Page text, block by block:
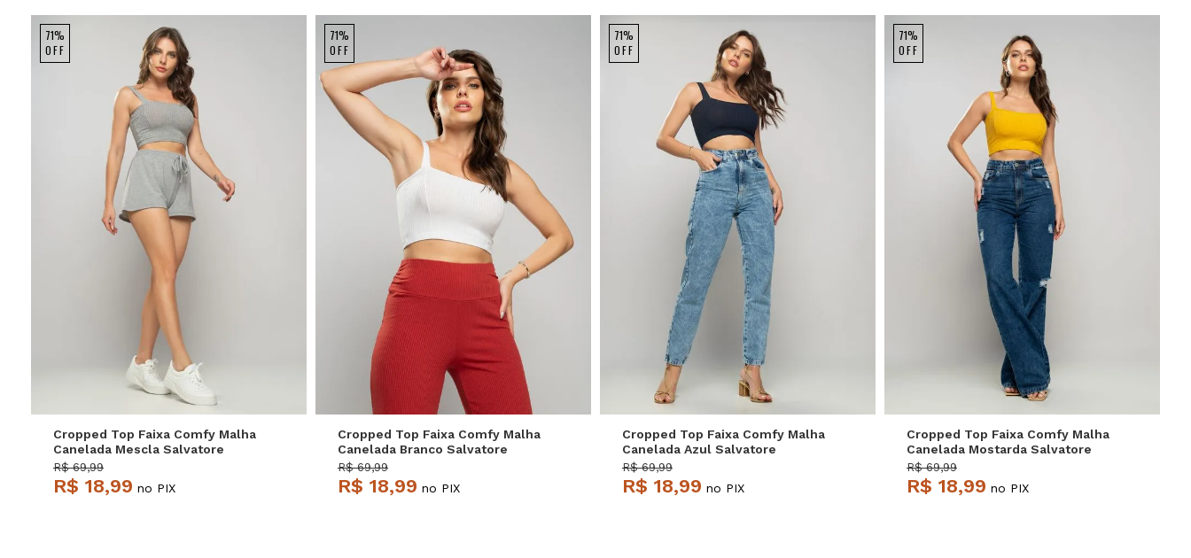
71%
OFF
Cropped Top Faixa Comfy Malha
Canelada Mescla Salvatore
R$ 69,99
R$ 18,99 no PIX
71%
OFF
P G
Cropped Top Faixa Comfy Malha
Canelada Branco Salvatore
R$ 69,99
R$ 18,99 no PIX
71%
OFF
P
Cropped Top Faixa Comfy Malha
Canelada Azul Salvatore
R$ 69,99
R$ 18,99 no PIX
71%
OFF
M
Cropped Top Faixa Comfy Malha
Canelada Mostarda Salvatore
R$ 69,99
R$ 18,99 no PIX